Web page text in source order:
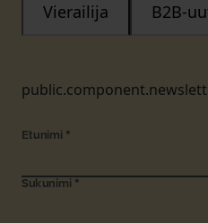
Vierailija B2B-
Etunimi *
Sukunimi *